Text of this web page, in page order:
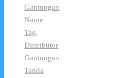
Gantungan
Name
Tag,
Distributor
Gantungan
Tanda